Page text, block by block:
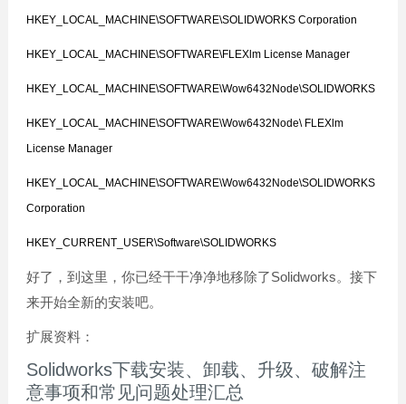
HKEY_LOCAL_MACHINE\SOFTWARE\SOLIDWORKS Corporation
HKEY_LOCAL_MACHINE\SOFTWARE\FLEXlm License Manager
HKEY_LOCAL_MACHINE\SOFTWARE\Wow6432Node\SOLIDWORKS
HKEY_LOCAL_MACHINE\SOFTWARE\Wow6432Node\ FLEXlm
License Manager
HKEY_LOCAL_MACHINE\SOFTWARE\Wow6432Node\SOLIDWORKS
Corporation
HKEY_CURRENT_USER\Software\SOLIDWORKS
好了，到这里，你已经干干净净地移除了Solidworks。接下
来开始全新的安装吧。
扩展资料：
Solidworks下载安装、 卸载、升级、破解注
意事项和常见问题处理汇总